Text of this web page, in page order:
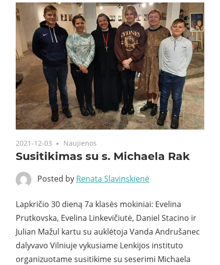
2021-12-03 Naujienos
Susitikimas su s. Michaela Rak
Posted by Renata Slavinskienė
Lapkričio 30 dieną 7a klasės mokiniai: Evelina
Prutkovska, Evelina Linkevičiutė, Daniel Stacino ir
Julian Mažul kartu su auklėtoja Vanda Andrušanec
dalyvavo Vilniuje vykusiame Lenkijos instituto
organizuotame susitikime su seserimi Michaela